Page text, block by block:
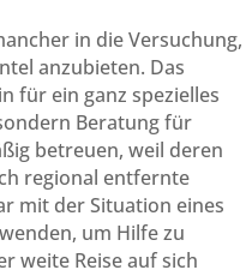
in die Versuchung,
anzubieten. Das
für ein ganz spezielles
Beratung für
betreuen, weil deren
regional entfernte
mit der Situation eines
um Hilfe zu
weite Reise auf sich